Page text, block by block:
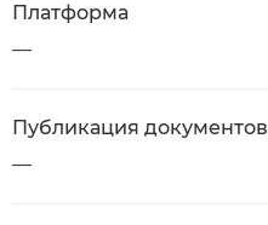
Платформа
—
Публикация документов
—